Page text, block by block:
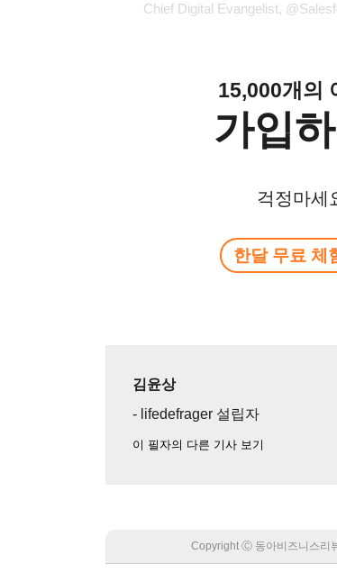
Chief Digital Evangelist,
15,000개의
가입
걱정마세
한달 무료 체
김윤상
- lifedefrager 설립자
이 필자의 다른 기사 보기
Copyright Ⓒ 동아비즈니스리